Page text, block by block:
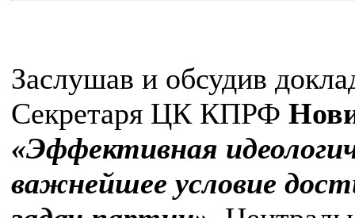
Заслушав и обсудив
Cекретаря ЦК КПРФ
«Эффективная
важнейшее условие